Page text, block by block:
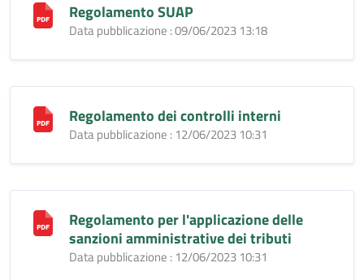
Regolamento SUAP
Data pubblicazione : 09/06/2023 13:18
Regolamento dei controlli interni
Data pubblicazione : 12/06/2023 10:31
Regolamento per l'applicazione delle
sanzioni amministrative dei tributi
Data pubblicazione : 12/06/2023 10:31